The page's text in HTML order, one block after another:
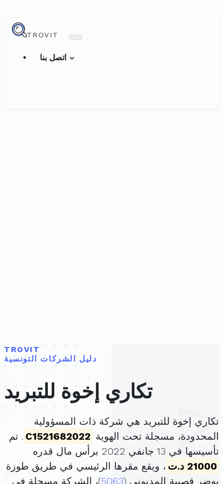
TROVIT
TROVIT
دليل الشركات التونسية
تكاري إخوة للتبريد
تكاري إخوة للتبريد هي شركة ذات المسؤولية
المحدودة، مسجلة تحت الهوية C1521682022 . تم
تأسيسها في 13 جانفي 2022 برأس مال قدره
21000 د.ت
، ويقع مقرها الرئيسي في طريق طوزة
بوضر قصيبة المديوني (5063)، الشركة مسجلة في